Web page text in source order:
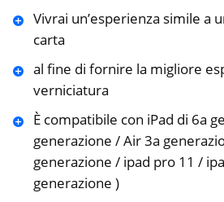
Vivrai un’esperienza simile a
carta
al fine di fornire la migliore
verniciatura
È compatibile con iPad di 6a
generazione / Air 3a
generazione / ipad pro 11 /
generazione )